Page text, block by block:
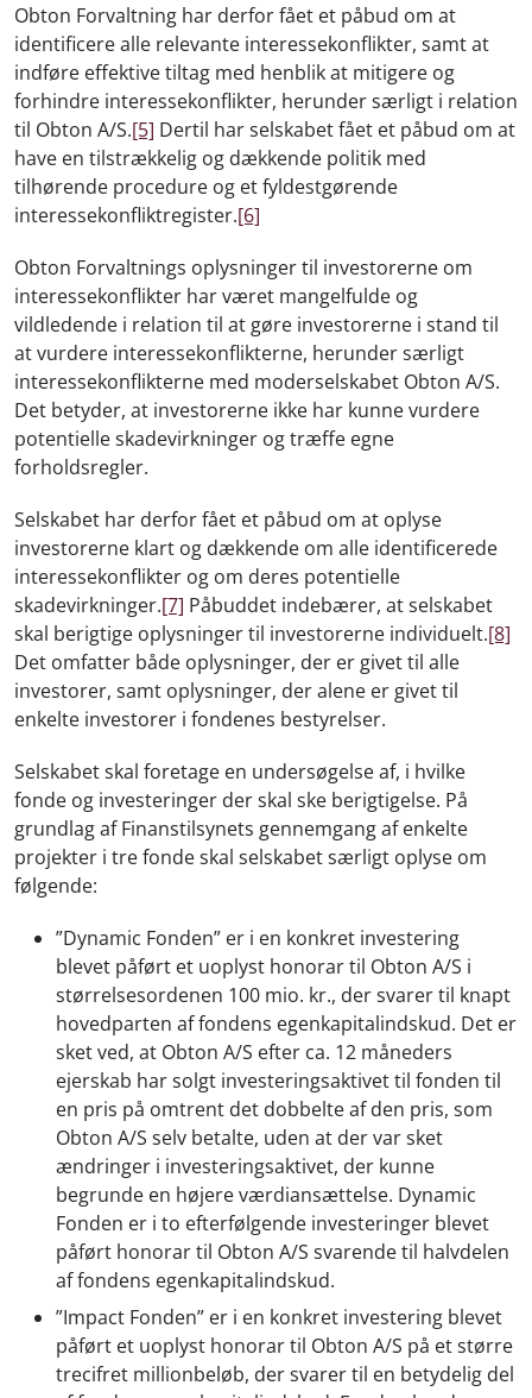
Obton Forvaltning har derfor fået et påbud om at
identificere alle relevante interessekonflikter, samt at
indføre effektive tiltag med henblik at mitigere og
forhindre interessekonflikter, herunder særligt i relation
til Obton A/S.[5] Dertil har selskabet fået et påbud om at
have en tilstrækkelig og dækkende politik med
tilhørende procedure og et fyldestgørende
interessekonfliktregister.[6]
Obton Forvaltnings oplysninger til investorerne om
interessekonflikter har været mangelfulde og
vildledende i relation til at gøre investorerne i stand til
at vurdere interessekonflikterne, herunder særligt
interessekonflikterne med moderselskabet Obton A/S.
Det betyder, at investorerne ikke har kunne vurdere
potentielle skadevirkninger og træffe egne
forholdsregler.
Selskabet har derfor fået et påbud om at oplyse
investorerne klart og dækkende om alle identificerede
interessekonflikter og om deres potentielle
skadevirkninger.[7] Påbuddet indebærer, at selskabet
skal berigtige oplysninger til investorerne individuelt.[8]
Det omfatter både oplysninger, der er givet til alle
investorer, samt oplysninger, der alene er givet til
enkelte investorer i fondenes bestyrelser.
Selskabet skal foretage en undersøgelse af, i hvilke
fonde og investeringer der skal ske berigtigelse. På
grundlag af Finanstilsynets gennemgang af enkelte
projekter i tre fonde skal selskabet særligt oplyse om
følgende:
”Dynamic Fonden” er i en konkret investering
blevet påført et uoplyst honorar til Obton A/S i
størrelsesordenen 100 mio. kr., der svarer til knapt
hovedparten af fondens egenkapitalindskud. Det er
sket ved, at Obton A/S efter ca. 12 måneders
ejerskab har solgt investeringsaktivet til fonden til
en pris på omtrent det dobbelte af den pris, som
Obton A/S selv betalte, uden at der var sket
ændringer i investeringsaktivet, der kunne
begrunde en højere værdiansættelse. Dynamic
Fonden er i to efterfølgende investeringer blevet
påført honorar til Obton A/S svarende til halvdelen
af fondens egenkapitalindskud.
”Impact Fonden” er i en konkret investering blevet
påført et uoplyst honorar til Obton A/S på et større
trecifret millionbeløb, der svarer til en betydelig del